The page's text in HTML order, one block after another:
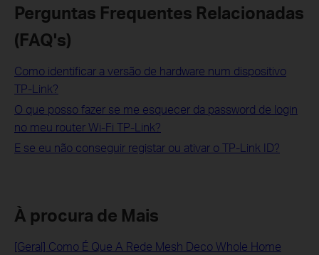
Perguntas Frequentes Relacionadas
(FAQ's)
Como identificar a versão de hardware num dispositivo
TP-Link?
O que posso fazer se me esquecer da password de login
no meu router Wi-Fi TP-Link?
E se eu não conseguir registar ou ativar o TP-Link ID?
À procura de Mais
[Geral] Como É Que A Rede Mesh Deco Whole Home